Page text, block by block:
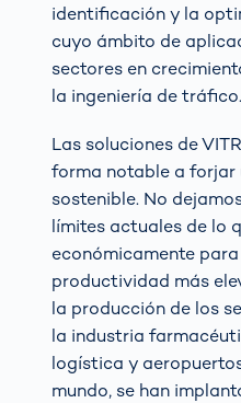
identificación y la
cuyo ámbito de
sectores en
la ingeniería de tráfico.
Las soluciones de
forma notable a forjar
sostenible. No
límites actuales de lo
económicamente
productividad más
la producción de los
la industria
logística y
mundo, se han